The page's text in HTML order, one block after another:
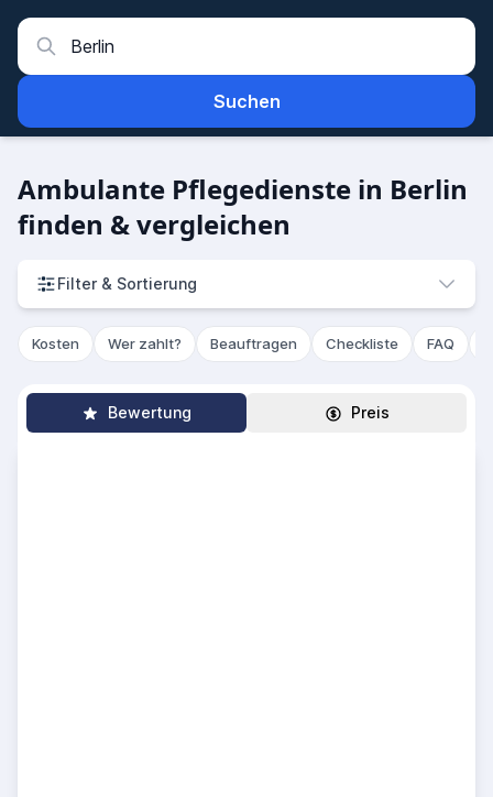
Suchen
Ambulante Pflegedienste in Berlin
finden & vergleichen
Filter & Sortierung
Kosten Wer zahlt? Beauftragen Checkliste FAQ
Bewertung Preis